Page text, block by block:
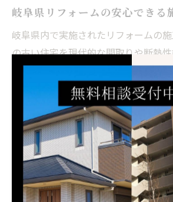
岐阜県リフォームの安心できる
岐阜県内で実施されたリフォームの
の古い住宅を現代的な間取りや断熱
スが多数あります。例えば、外壁塗
え、キッチンや浴室の水回り設備の
事が行われています。
実際にリフォームを行った利用者か
て暮らせるようになった」「使い勝
ている」といった声が寄せられていま
では、地元での実績やアフターサー
確認が安心感につながります。岐阜市